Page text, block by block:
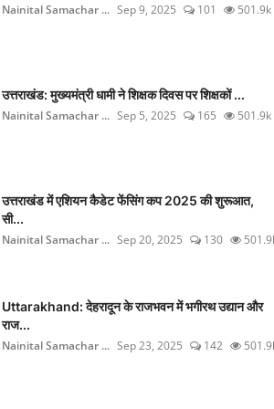
Nainital Samachar ... Sep 9, 2025 101 501.9k
उत्तराखंड: मुख्यमंत्री धामी ने शिक्षक दिवस पर शिक्षकों ...
Nainital Samachar ... Sep 5, 2025 165 501.9k
उत्तराखंड में एशियन कैडेट फेंसिंग कप 2025 की शुरूआत,
सी...
Nainital Samachar ... Sep 20, 2025 130
Uttarakhand: देहरादून के राजभवन में भगीरथ उद्यान और
राज...
Nainital Samachar ... Sep 23, 2025 142